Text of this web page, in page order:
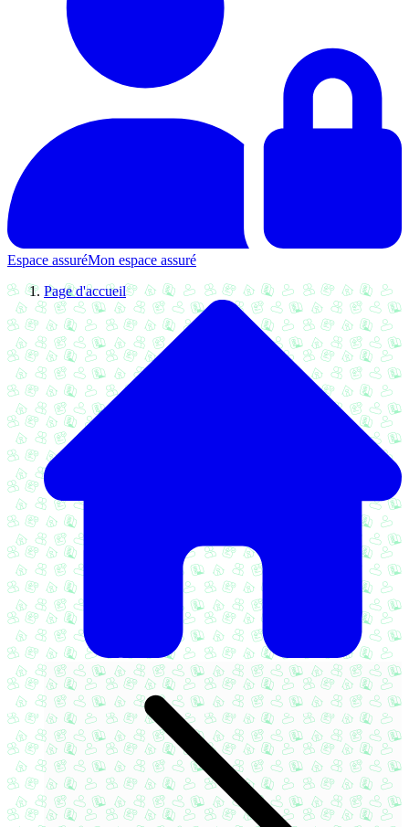
Espace assuréMon espace assuré
Page d'accueil